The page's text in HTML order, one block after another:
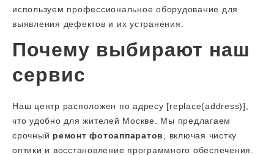
используем профессиональное оборудование для
выявления дефектов и их устранения.
Почему выбирают наш
сервис
Наш центр расположен по адресу [replace(address)],
что удобно для жителей Москве. Мы предлагаем
срочный ремонт фотоаппаратов
, включая чистку
оптики и восстановление программного обеспечения.